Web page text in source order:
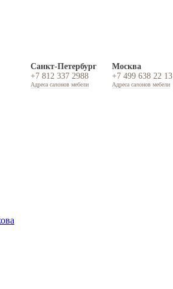
Санкт-Петербург
+7 812 337 2988
Адреса салонов мебели
Москва
+7 499 638 22 13
Адреса салонов мебели